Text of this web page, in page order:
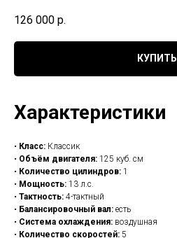
126 000 р.
КУПИТЬ
Характеристики
• Класс: Классик
• Объём двигателя: 125 куб. см
• Количество цилиндров: 1
• Мощность: 13 л.с.
• Тактность: 4-тактный
• Балансировочный вал: есть
• Система охлаждения: воздушная
• Количество скоростей: 5